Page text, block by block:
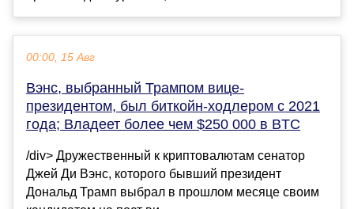
00:00, 15 Авг
Вэнс, выбранный Трампом вице-
президентом, был биткойн-ходлером с 2021
года; Владеет более чем $250 000 в BTC
/div> Дружественный к криптовалютам сенатор
Джей Ди Вэнс, которого бывший президент
Дональд Трамп выбрал в прошлом месяце своим